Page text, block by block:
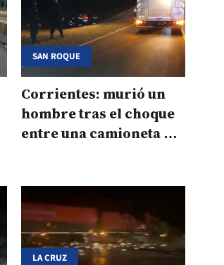
SAN ROQUE
Corrientes: murió un
hombre tras el choque
entre una camioneta y
LA CRUZ